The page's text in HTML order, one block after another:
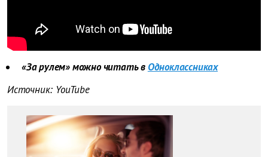
«За рулем» можно читать в Одноклассниках
Источник: YouTube